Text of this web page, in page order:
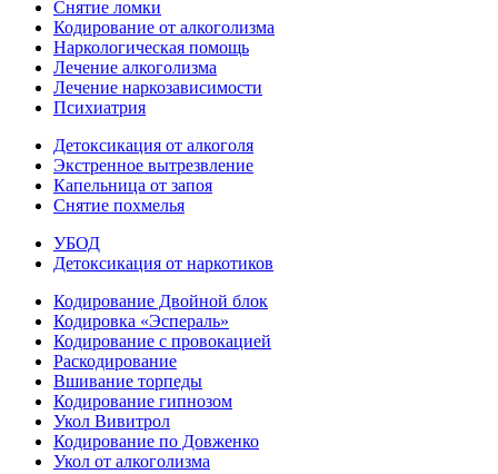
Снятие ломки
Кодирование от алкоголизма
Наркологическая помощь
Лечение алкоголизма
Лечение наркозависимости
Психиатрия
Детоксикация от алкоголя
Экстренное вытрезвление
Капельница от запоя
Снятие похмелья
УБОД
Детоксикация от наркотиков
Кодирование Двойной блок
Кодировка «Эспераль»
Кодирование с провокацией
Раскодирование
Вшивание торпеды
Кодирование гипнозом
Укол Вивитрол
Кодирование по Довженко
Укол от алкоголизма